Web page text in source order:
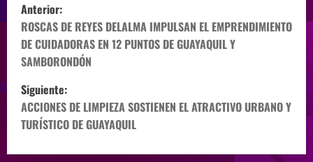
Anterior:
ROSCAS DE REYES DELALMA IMPULSAN EL EMPRENDIMIENTO
DE CUIDADORAS EN 12 PUNTOS DE GUAYAQUIL Y
SAMBORONDÓN
Siguiente:
ACCIONES DE LIMPIEZA SOSTIENEN EL ATRACTIVO URBANO Y
TURÍSTICO DE GUAYAQUIL